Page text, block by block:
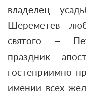
владелец
Шереметев
святого –
праздник
гостеприимно
имении всех